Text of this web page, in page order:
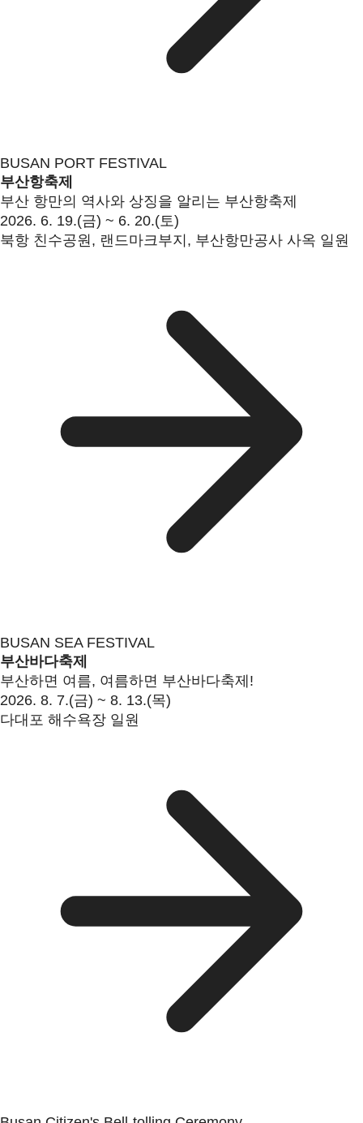
BUSAN PORT FESTIVAL
부산항축제
부산 항만의 역사와 상징을 알리는 부산항축제
2026. 6. 19.(금) ~ 6. 20.(토)
북항 친수공원, 랜드마크부지, 부산항만공사 사옥 일원
BUSAN SEA FESTIVAL
부산바다축제
부산하면 여름, 여름하면 부산바다축제!
2026. 8. 7.(금) ~ 8. 13.(목)
다대포 해수욕장 일원